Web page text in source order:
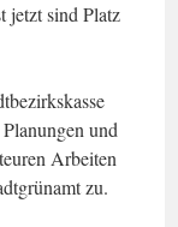
jetzt sind Platz
Planungen und
Arbeiten
zu.